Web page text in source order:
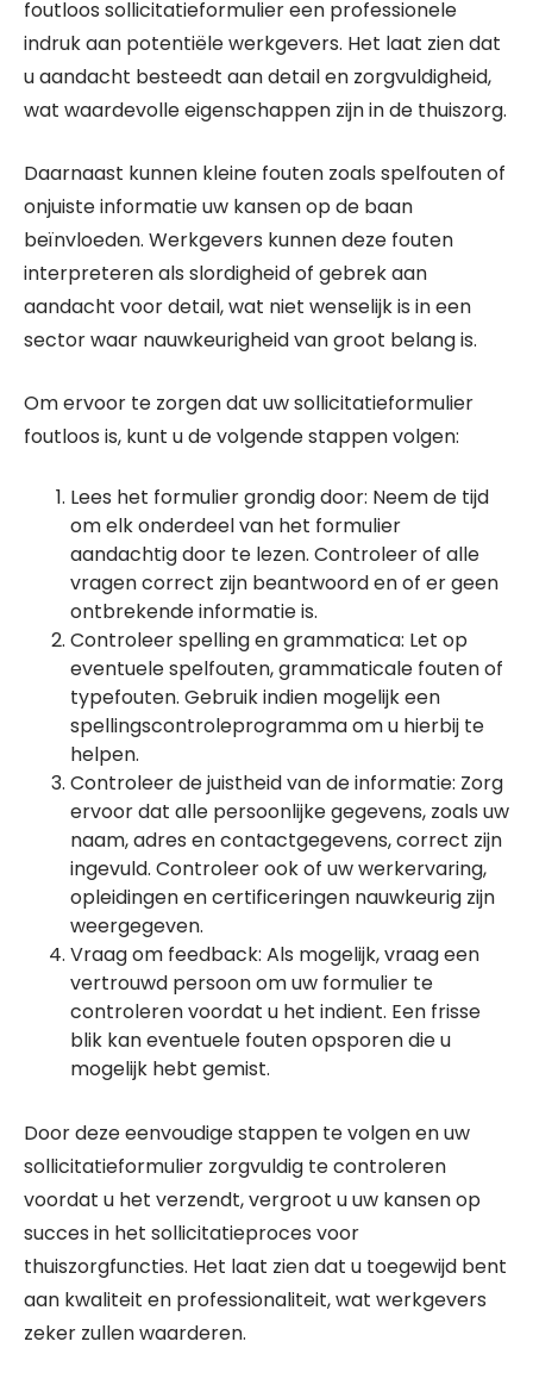
foutloos sollicitatieformulier een professionele
indruk aan potentiële werkgevers. Het laat zien dat
u aandacht besteedt aan detail en zorgvuldigheid,
wat waardevolle eigenschappen zijn in de thuiszorg.
Daarnaast kunnen kleine fouten zoals spelfouten of
onjuiste informatie uw kansen op de baan
beïnvloeden. Werkgevers kunnen deze fouten
interpreteren als slordigheid of gebrek aan
aandacht voor detail, wat niet wenselijk is in een
sector waar nauwkeurigheid van groot belang is.
Om ervoor te zorgen dat uw sollicitatieformulier
foutloos is, kunt u de volgende stappen volgen:
Lees het formulier grondig door: Neem de tijd
om elk onderdeel van het formulier
aandachtig door te lezen. Controleer of alle
vragen correct zijn beantwoord en of er geen
ontbrekende informatie is.
Controleer spelling en grammatica: Let op
eventuele spelfouten, grammaticale fouten of
typefouten. Gebruik indien mogelijk een
spellingscontroleprogramma om u hierbij te
helpen.
Controleer de juistheid van de informatie: Zorg
ervoor dat alle persoonlijke gegevens, zoals uw
naam, adres en contactgegevens, correct zijn
ingevuld. Controleer ook of uw werkervaring,
opleidingen en certificeringen nauwkeurig zijn
weergegeven.
Vraag om feedback: Als mogelijk, vraag een
vertrouwd persoon om uw formulier te
controleren voordat u het indient. Een frisse
blik kan eventuele fouten opsporen die u
mogelijk hebt gemist.
Door deze eenvoudige stappen te volgen en uw
sollicitatieformulier zorgvuldig te controleren
voordat u het verzendt, vergroot u uw kansen op
succes in het sollicitatieproces voor
thuiszorgfuncties. Het laat zien dat u toegewijd bent
aan kwaliteit en professionaliteit, wat werkgevers
zeker zullen waarderen.